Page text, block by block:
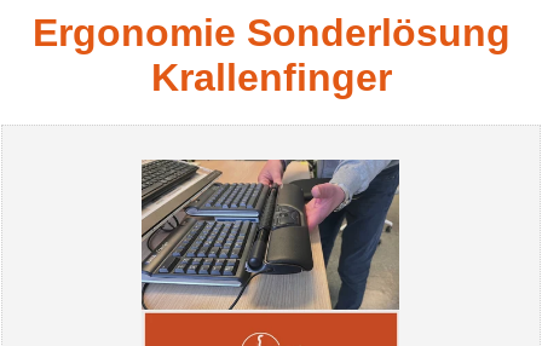
Ergonomie Sonderlösung
Krallenfinger